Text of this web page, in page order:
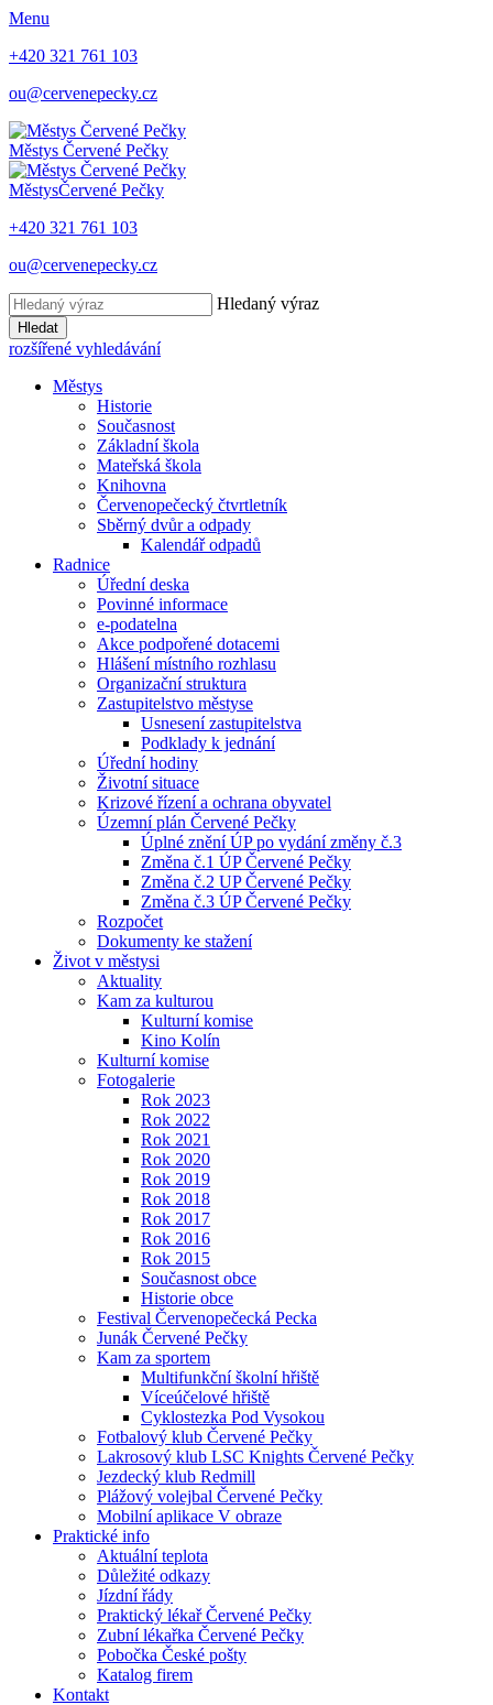
Menu
+420 321 761 103
ou@cervenepecky.cz
Městys Červené Pečky
MěstysČervené Pečky
+420 321 761 103
ou@cervenepecky.cz
Hledaný výraz
Hledat
rozšířené vyhledávání
Městys
Historie
Současnost
Základní škola
Mateřská škola
Knihovna
Červenopečecký čtvrtletník
Sběrný dvůr a odpady
Kalendář odpadů
Radnice
Úřední deska
Povinné informace
e-podatelna
Akce podpořené dotacemi
Hlášení místního rozhlasu
Organizační struktura
Zastupitelstvo městyse
Usnesení zastupitelstva
Podklady k jednání
Úřední hodiny
Životní situace
Krizové řízení a ochrana obyvatel
Územní plán Červené Pečky
Úplné znění ÚP po vydání změny č.3
Změna č.1 ÚP Červené Pečky
Změna č.2 UP Červené Pečky
Změna č.3 ÚP Červené Pečky
Rozpočet
Dokumenty ke stažení
Život v městysi
Aktuality
Kam za kulturou
Kulturní komise
Kino Kolín
Kulturní komise
Fotogalerie
Rok 2023
Rok 2022
Rok 2021
Rok 2020
Rok 2019
Rok 2018
Rok 2017
Rok 2016
Rok 2015
Současnost obce
Historie obce
Festival Červenopečecká Pecka
Junák Červené Pečky
Kam za sportem
Multifunkční školní hřiště
Víceúčelové hřiště
Cyklostezka Pod Vysokou
Fotbalový klub Červené Pečky
Lakrosový klub LSC Knights Červené Pečky
Jezdecký klub Redmill
Plážový volejbal Červené Pečky
Mobilní aplikace V obraze
Praktické info
Aktuální teplota
Důležité odkazy
Jízdní řády
Praktický lékař Červené Pečky
Zubní lékařka Červené Pečky
Pobočka České pošty
Katalog firem
Kontakt